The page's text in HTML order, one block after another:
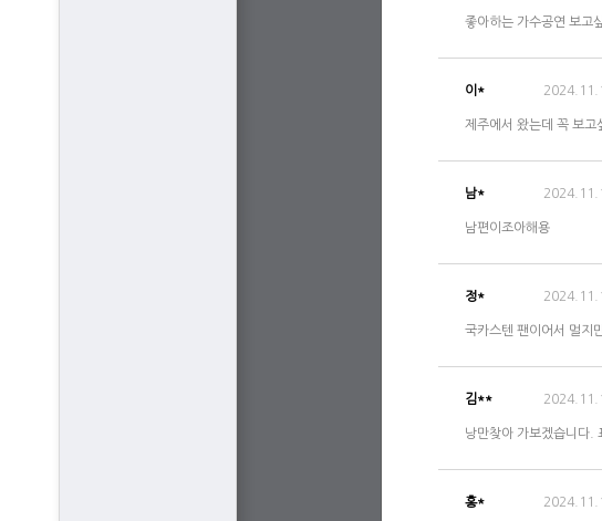
좋아하는 가수공연 보고
이*
제주에서 왔는데 꼭 보고
남*
남편이조아해용
정*
국카스텐 팬이어서 멀지
김**
낭만찾아 가보겠습니다.
홍*